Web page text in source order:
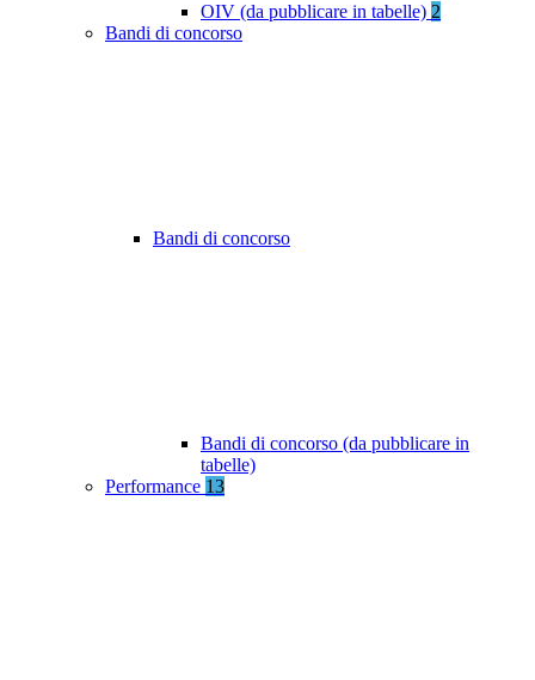
OIV (da pubblicare in tabelle) 2
Bandi di concorso
Bandi di concorso
Bandi di concorso (da pubblicare in
tabelle)
Performance 13